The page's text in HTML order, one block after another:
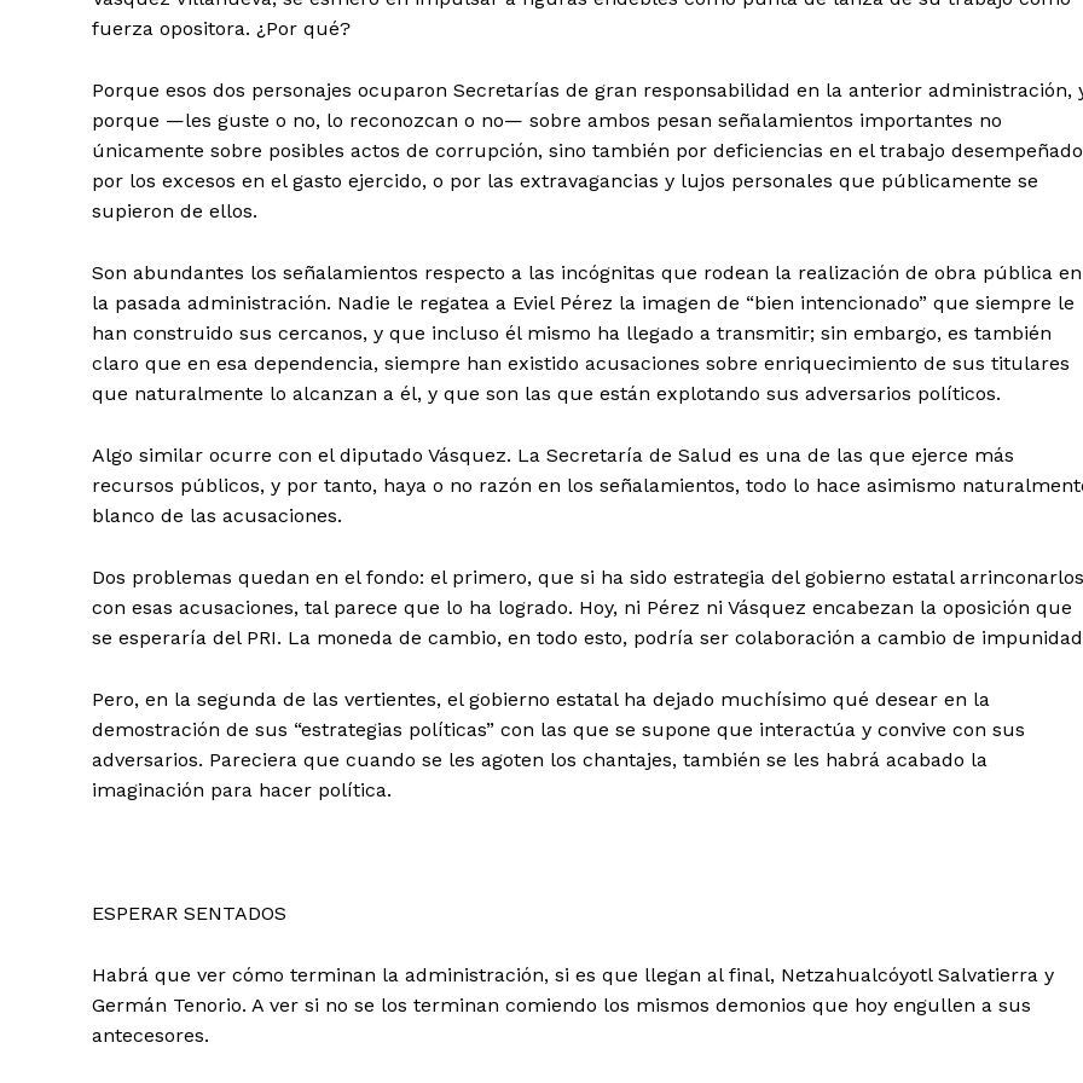
fuerza opositora. ¿Por qué?
Porque esos dos personajes ocuparon Secretarías de gran responsabilidad en la anterior administración,
porque —les guste o no, lo reconozcan o no— sobre ambos pesan señalamientos importantes no
únicamente sobre posibles actos de corrupción, sino también por deficiencias en el trabajo
por los excesos en el gasto ejercido, o por las extravagancias y lujos personales que públicamente se
supieron de ellos.
Son abundantes los señalamientos respecto a las incógnitas que rodean la realización de obra pública en
la pasada administración. Nadie le regatea a Eviel Pérez la imagen de “bien intencionado” que siempre le
han construido sus cercanos, y que incluso él mismo ha llegado a transmitir; sin embargo, es también
claro que en esa dependencia, siempre han existido acusaciones sobre enriquecimiento de sus titulares
que naturalmente lo alcanzan a él, y que son las que están explotando sus adversarios políticos.
Algo similar ocurre con el diputado Vásquez. La Secretaría de Salud es una de las que ejerce más
recursos públicos, y por tanto, haya o no razón en los señalamientos, todo lo hace asimismo
blanco de las acusaciones.
Dos problemas quedan en el fondo: el primero, que si ha sido estrategia del gobierno estatal arrinconarlos
con esas acusaciones, tal parece que lo ha logrado. Hoy, ni Pérez ni Vásquez encabezan la oposición que
se esperaría del PRI. La moneda de cambio, en todo esto, podría ser colaboración a cambio de
Pero, en la segunda de las vertientes, el gobierno estatal ha dejado muchísimo qué desear en la
demostración de sus “estrategias políticas” con las que se supone que interactúa y convive con sus
adversarios. Pareciera que cuando se les agoten los chantajes, también se les habrá acabado la
imaginación para hacer política.
ESPERAR SENTADOS
Habrá que ver cómo terminan la administración, si es que llegan al final, Netzahualcóyotl Salvatierra y
Germán Tenorio. A ver si no se los terminan comiendo los mismos demonios que hoy engullen a sus
antecesores.